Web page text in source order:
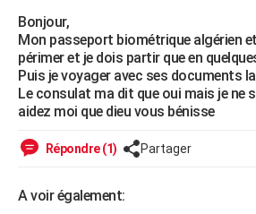
HIGH-TECH
Mobiles
Meilleur smartphone
Internet
Ordinateurs
Jeux vidéo
Guide high-tech
+BRICOLAGE
Forum
Aménagement intérieur
Extérieur
Cuisine
Salle de bains
Jardinage
Rangement
WEEK-END
Guides de France
Week-end nature
Art de vivre
Bien-être
Loisirs
Mode
Modes de vie
Alimentation
Guide de la santé
Maladies
Médicaments
Sommeil
VOYAGE
Bonjour,
Mon passeport biométrique algérien
périmer et je dois partir que en
Puis je voyager avec ses documents
Le consulat ma dit que oui mais je ne
aidez moi que dieu vous bénisse
Répondre (1) Partager
A voir également: